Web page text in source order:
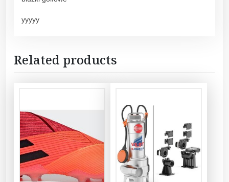
yyyyy
Related products